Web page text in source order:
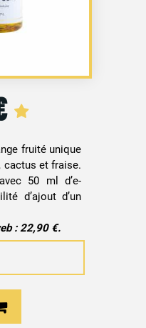
fruité unique
cactus et fraise.
50 ml d’e-
d’ajout d’un
: 22,90 €.